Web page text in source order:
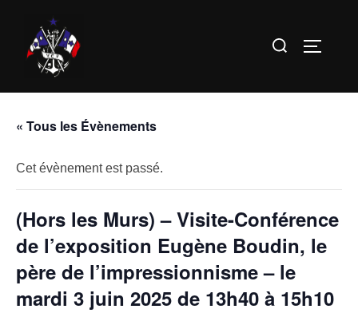
contenu
Rechercher :
« Tous les Évènements
Cet évènement est passé.
(Hors les Murs) – Visite-Conférence
de l’exposition Eugène Boudin, le
père de l’impressionnisme – le
mardi 3 juin 2025 de 13h40 à 15h10